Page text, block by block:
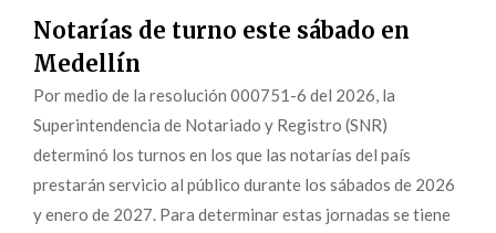
Notarías de turno este sábado en
Medellín
Por medio de la resolución 000751-6 del 2026, la
Superintendencia de Notariado y Registro (SNR)
determinó los turnos en los que las notarías del país
prestarán servicio al público durante los sábados de 2026
y enero de 2027. Para determinar estas jornadas se tiene